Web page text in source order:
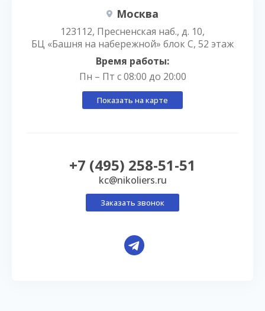
Москва
123112, Пресненская наб., д. 10,
БЦ «Башня на набережной» блок С, 52 этаж
Время работы:
Пн – Пт с 08:00 до 20:00
Показать на карте
+7 (495) 258-51-51
kc@nikoliers.ru
Заказать звонок